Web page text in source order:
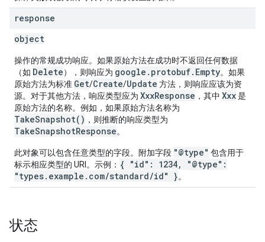
response
object
操作的常规成功响应。如果原始方法在成功时不返回任何数据
（如 Delete），则响应为 google.protobuf.Empty。如果
原始方法为标准 Get/Create/Update 方法，则响应应该为资
源。对于其他方法，响应类型应为 XxxResponse ，其中 Xxx是
原始方法的名称。例如，如果原始方法名称为
TakeSnapshot() ，则推断的响应类型为
TakeSnapshotResponse。
此对象可以包含任意类型的字段。附加字段 "@type" 包含用于
标示相应类型的 URI。示例： { "id": 1234, "@type":
"types.example.com/standard/id" }。
状态